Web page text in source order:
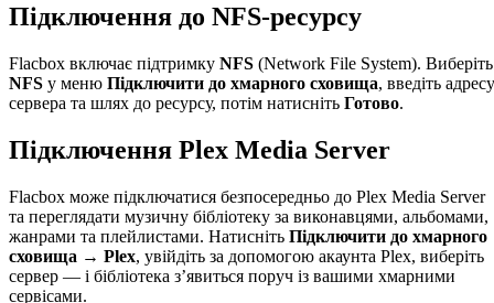
Підключення до NFS-ресурсу
Flacbox включає підтримку NFS (Network File System). Виберіть
NFS у меню Підключити до хмарного сховища, введіть адресу
сервера та шлях до ресурсу, потім натисніть Готово.
Підключення Plex Media Server
Flacbox може підключатися безпосередньо до Plex Media Server
та переглядати музичну бібліотеку за виконавцями, альбомами,
жанрами та плейлистами. Натисніть Підключити до хмарного
сховища → Plex, увійдіть за допомогою акаунта Plex, виберіть
сервер — і бібліотека з’явиться поруч із вашими хмарними
сервісами.